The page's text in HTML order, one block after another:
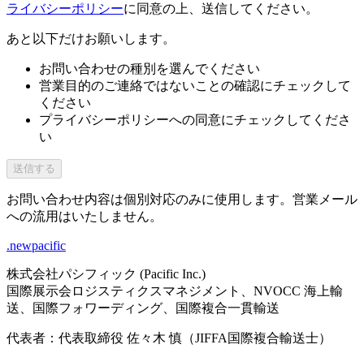
ライバシーポリシーに同意の上、送信してください。
あと以下だけお願いします。
お問い合わせの種別を選んでください
営業目的のご連絡ではないことの確認にチェックして
ください
プライバシーポリシーへの同意にチェックしてくださ
い
送信する
お問い合わせ内容は個別対応のみに使用します。営業メール
への流用はいたしません。
.newpacific
株式会社パシフィック (Pacific Inc.)
国際展示会ロジスティクスマネジメント、NVOCC 海上輸
送、国際フォワーディング、国際複合一貫輸送
代表者：代表取締役 佐々木 慎（JIFFA国際複合輸送士）